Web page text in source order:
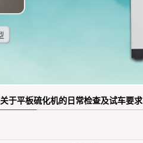
关于平板硫化机的日常检查及试车要求